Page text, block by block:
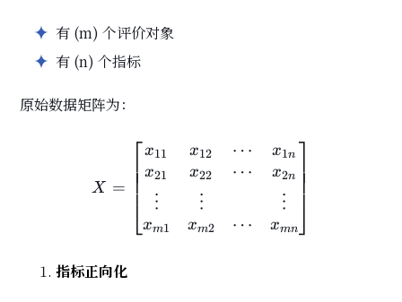
有 (m) 个评价对象
有 (n) 个指标
原始数据矩阵为：
X = \begin{bmatrix}
X =
⎣
⎢⎢⎢⎢⎡x11
x21
⋮
xm1
x12
x22
⋮
xm2
⋯
⋯
⋯
x1n
x2n
⋮
xmn⎦⎥⎥⎥⎥
⎤
指标正向化